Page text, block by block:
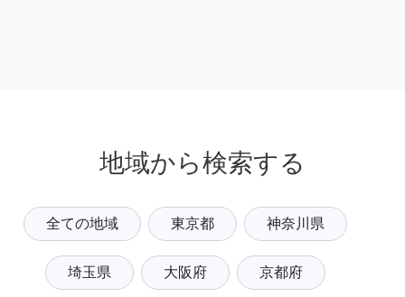
地域から検索する
全ての地域 東京都 神奈川県
埼玉県 大阪府 京都府